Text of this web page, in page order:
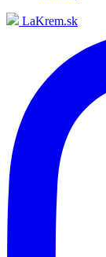
LaKrem.sk